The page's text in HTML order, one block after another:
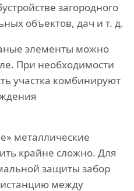
загородного
объектов, дач и т. д.
элементы можно
При необходимости
участка комбинируют
металлические
крайне сложно. Для
защиты забор
между